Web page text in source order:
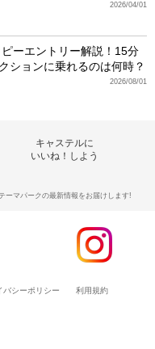
2026/04/01
ーエントリー解説！15分
ションに乗れるのは何時？
2026/08/01
キャステルに
いいね！しよう
ーマパークの最新情報をお届けします!
バシーポリシー 利用規約